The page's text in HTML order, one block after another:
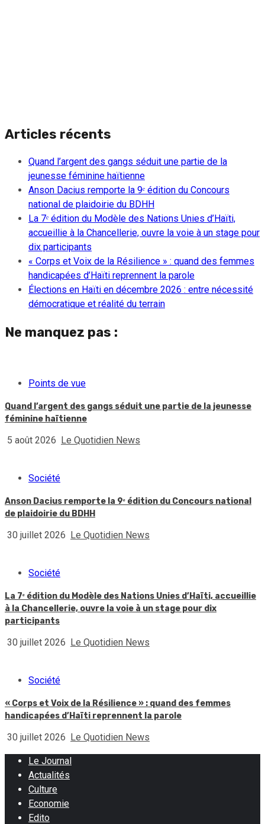
Articles récents
Quand l’argent des gangs séduit une partie de la
jeunesse féminine haïtienne
Anson Dacius remporte la 9ᵉ édition du Concours
national de plaidoirie du BDHH
La 7ᵉ édition du Modèle des Nations Unies d’Haïti,
accueillie à la Chancellerie, ouvre la voie à un stage pour
dix participants
« Corps et Voix de la Résilience » : quand des femmes
handicapées d’Haïti reprennent la parole
Élections en Haïti en décembre 2026 : entre nécessité
démocratique et réalité du terrain
Ne manquez pas :
Points de vue
Quand l’argent des gangs séduit une partie de la jeunesse
féminine haïtienne
5 août 2026 Le Quotidien News
Société
Anson Dacius remporte la 9ᵉ édition du Concours national
de plaidoirie du BDHH
30 juillet 2026 Le Quotidien News
Société
La 7ᵉ édition du Modèle des Nations Unies d’Haïti, accueillie
à la Chancellerie, ouvre la voie à un stage pour dix
participants
30 juillet 2026 Le Quotidien News
Société
« Corps et Voix de la Résilience » : quand des femmes
handicapées d’Haïti reprennent la parole
30 juillet 2026 Le Quotidien News
Le Journal
Actualités
Culture
Economie
Edito